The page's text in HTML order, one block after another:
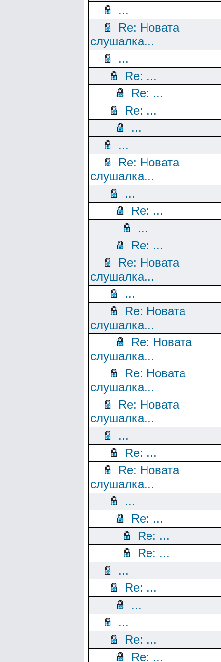
...
Re: Новата
слушалка...
...
Re: ...
Re: ...
Re: ...
...
...
Re: Новата
слушалка...
...
Re: ...
...
Re: ...
Re: Новата
слушалка...
...
Re: Новата
слушалка...
Re: Новата
слушалка...
Re: Новата
слушалка...
Re: Новата
слушалка...
...
Re: ...
Re: Новата
слушалка...
...
Re: ...
Re: ...
Re: ...
...
Re: ...
...
...
Re: ...
Re: ...